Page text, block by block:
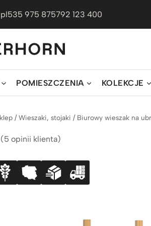
535 975 875792 123 400
POMIESZCZENIA KOLEKCJE
/Wieszaki, stojaki / Biurowy wieszak na
(5 opinii klienta)